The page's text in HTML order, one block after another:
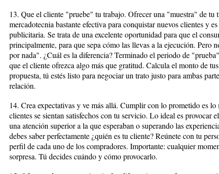
13. Que el cliente "pruebe" tu trabajo. Ofrecer una "muestra" de tu
mercadotecnia bastante efectiva para conquistar nuevos clientes y
publicitaria. Se trata de una excelente oportunidad para que el
principalmente, para que sepa cómo las llevas a la ejecución. Pero
por nada". ¿Cuál es la diferencia? Terminado el periodo de
que el cliente ofrezca algo más que gratitud. Calcula el monto de
propuesta, tú estés listo para negociar un trato justo para ambas
relación.
14. Crea expectativas y ve más allá. Cumplir con lo prometido es
clientes se sientan satisfechos con tu servicio. Lo ideal es provocar
una atención superior a la que esperaban o superando las
debes saber perfectamente ¿quién es tu cliente? Reúnete con tu
perfil de cada uno de los compradores. Importante: cualquier
sorpresa. Tú decides cuándo y cómo provocarlo.